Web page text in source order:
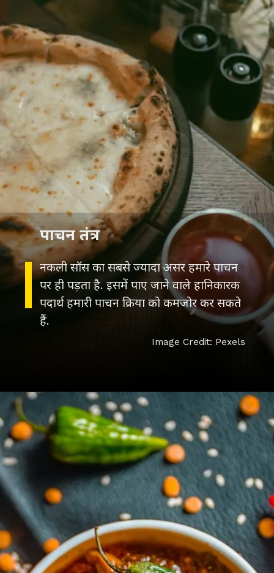
नकली सॉस का सबसे ज्यादा असर हमारे पाचन
पर ही पड़ता है. इसमें पाए जाने वाले हानिकारक
पदार्थ हमारी पाचन क्रिया को कमजोर कर सकते
हैं.
पाचन तंत्र
Image Credit: Pexels